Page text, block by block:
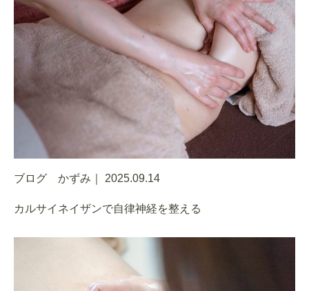
ブログ かずみ｜ 2025.09.14
カルサイネイザンで自律神経を整える